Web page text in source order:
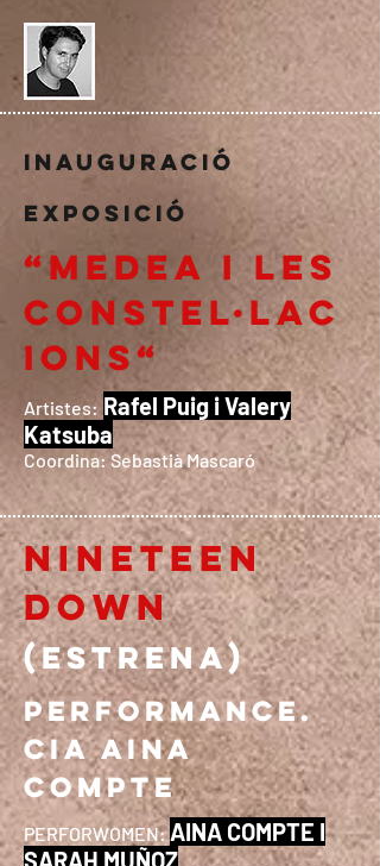
INAUGURACIÓ
EXPOSICIÓ
“Medea i les
constel·lac
ions“
Artistes: Rafel Puig i Valery
Katsuba
Coordina: Sebastià Mascaró
NINETEEN
DOWN
(ESTRENA)
Performance.
Cia Aina
Compte
PERFORWOMEN:AINA COMPTE I
SARAH MUÑOZ